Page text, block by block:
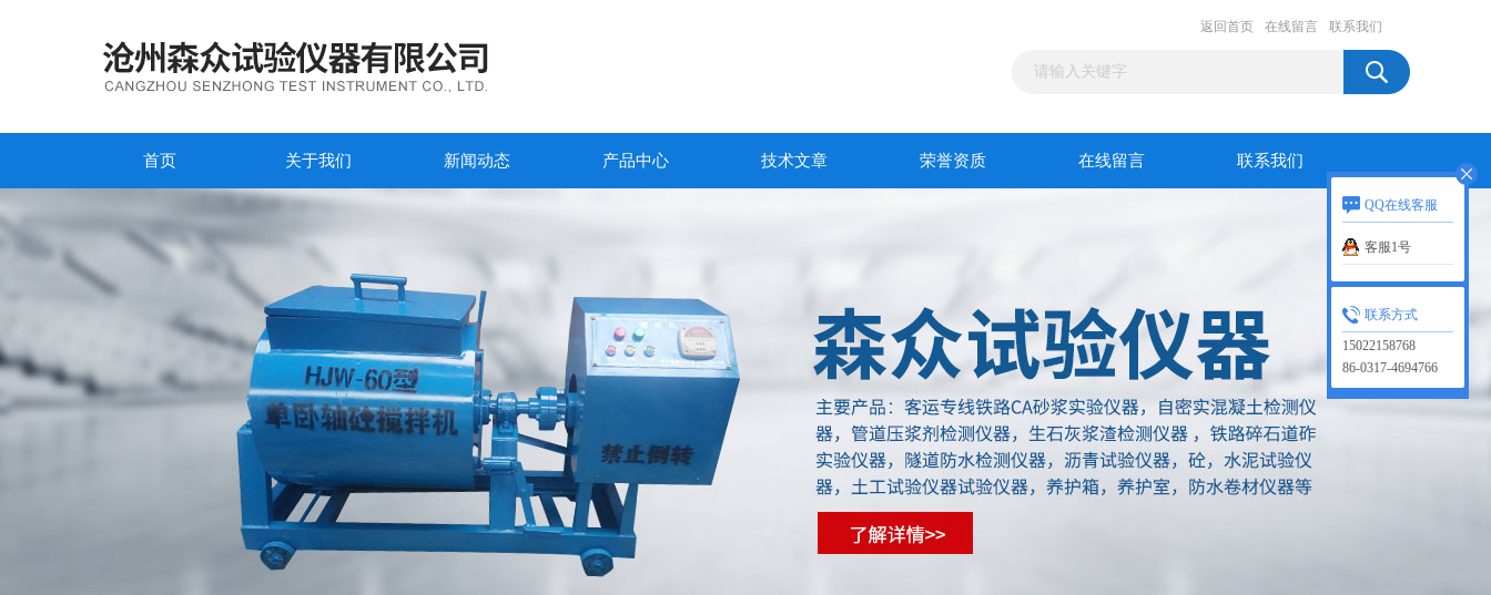
返回首页 在线留言 联系我们
首页 关于我们 新闻动态 产品中心 技术文章 荣誉资质 在线留言 联系我们
QQ在线客服
客服1号
联系方式
15022158768
86-0317-4694766